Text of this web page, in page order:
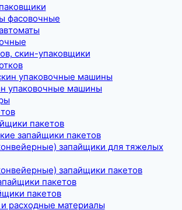
фасовочные
скин-упаковщики
упаковочные машины
упаковочные машины
пакетов
запайщики пакетов
запайщики для тяжелых
запайщики пакетов
пакетов
пакетов
расходные материалы